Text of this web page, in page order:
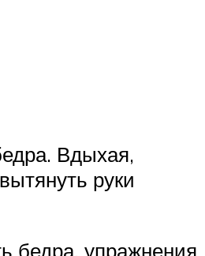
Вдыхая,
руки
бедра, упражнения